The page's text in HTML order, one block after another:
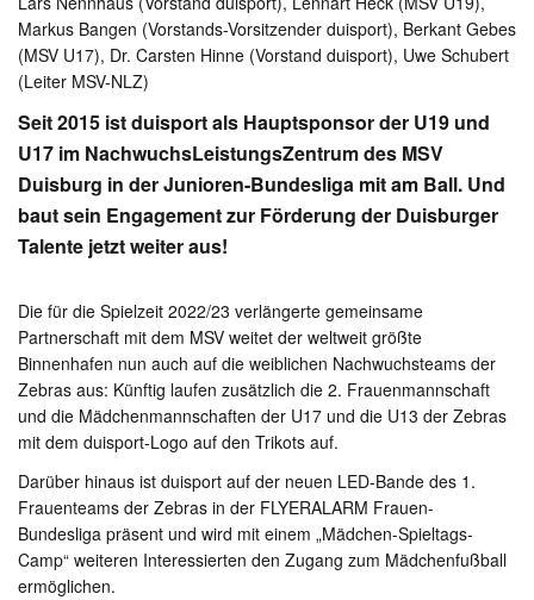
Markus Bangen (Vorstands-Vorsitzender duisport), Berkant Gebes
(MSV U17), Dr. Carsten Hinne (Vorstand duisport), Uwe Schubert
(Leiter MSV-NLZ)
Seit 2015 ist duisport als Hauptsponsor der U19 und
U17 im NachwuchsLeistungsZentrum des MSV
Duisburg in der Junioren-Bundesliga mit am Ball. Und
baut sein Engagement zur Förderung der Duisburger
Talente jetzt weiter aus!
Die für die Spielzeit 2022/23 verlängerte gemeinsame
Partnerschaft mit dem MSV weitet der weltweit größte
Binnenhafen nun auch auf die weiblichen Nachwuchsteams der
Zebras aus: Künftig laufen zusätzlich die 2. Frauenmannschaft
und die Mädchenmannschaften der U17 und die U13 der Zebras
mit dem duisport-Logo auf den Trikots auf.
Darüber hinaus ist duisport auf der neuen LED-Bande des 1.
Frauenteams der Zebras in der FLYERALARM Frauen-
Bundesliga präsent und wird mit einem „Mädchen-Spieltags-
Camp“ weiteren Interessierten den Zugang zum Mädchenfußball
ermöglichen.